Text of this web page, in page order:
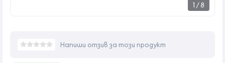
1 /8
Напиши отзив за този продукт